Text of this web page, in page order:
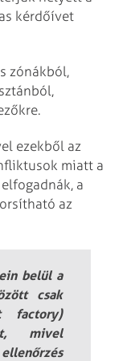
kérdőívet
zónákból,
ezekből az
miatt a
a
az
belül a
csak
factory)
mivel